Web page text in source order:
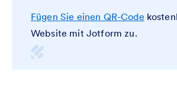
Fügen Sie einen QR-Code
Website mit Jotform zu.